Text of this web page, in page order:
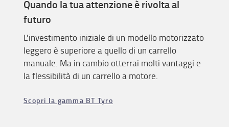
analytics, per i quali non occorre il tuo consenso. Potrai
comunque modificare le tue scelte in qualsiasi momento,
Quando la tua attenzione è rivolta al
futuro
L'investimento iniziale di un modello motorizzato
leggero è superiore a quello di un carrello
manuale. Ma in cambio otterrai molti vantaggi e
la flessibilità di un carrello a motore.
Scopri la gamma BT Tyro